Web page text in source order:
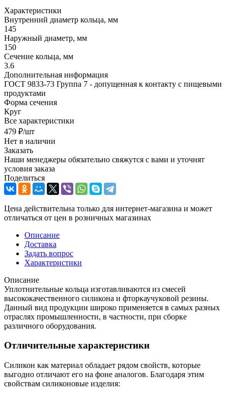
Характеристики
Внутренний диаметр кольца, мм
145
Наружный диаметр, мм
150
Сечение кольца, мм
3.6
Дополнительная информация
ГОСТ 9833-73 Группа 7 - допущенная к контакту с пищевыми
продуктами
Форма сечения
Круг
Все характеристики
479 ₽/шт
Нет в наличии
Заказать
Наши менеджеры обязательно свяжутся с вами и уточнят
условия заказа
Поделиться
Цена действительна только для интернет-магазина и может
отличаться от цен в розничных магазинах
Описание
Доставка
Задать вопрос
Характеристики
Описание
Уплотнительные кольца изготавливаются из смесей
высококачественного силикона и фторкаучуковой резины.
Данный вид продукции широко применяется в самых разных
отраслях промышленности, в частности, при сборке
различного оборудования.
Отличительные характеристики
Силикон как материал обладает рядом свойств, которые
выгодно отличают его на фоне аналогов. Благодаря этим
свойствам силиконовые изделия: